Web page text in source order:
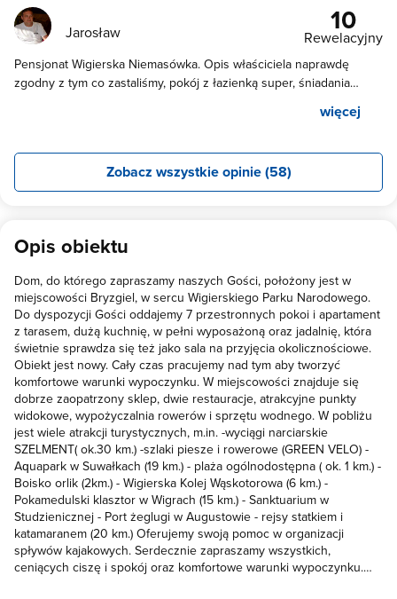
Byliśmy tu 2 razy i na pewno jeszcze wrócimy. Dziękujemy!!!
Jarosław 10
Rewelacyjny
Pensjonat Wigierska Niemasówka. Opis właściciela naprawdę
zgodny z tym co zastaliśmy, pokój z łazienką super, śniadania
bardzo miła i pomocna. Polecam wszystkim co chcą odpocząć i się
więcej
Zobacz wszystkie opinie (58)
Opis obiektu
Dom, do którego zapraszamy naszych Gości, położony jest w
miejscowości Bryzgiel, w sercu Wigierskiego Parku Narodowego.
Do dyspozycji Gości oddajemy 7 przestronnych pokoi i apartament
z tarasem, dużą kuchnię, w pełni wyposażoną oraz jadalnię, która
świetnie sprawdza się też jako sala na przyjęcia okolicznościowe.
Obiekt jest nowy. Cały czas pracujemy nad tym aby tworzyć
komfortowe warunki wypoczynku. W miejscowości znajduje się
dobrze zaopatrzony sklep, dwie restauracje, atrakcyjne punkty
widokowe, wypożyczalnia rowerów i sprzętu wodnego. W pobliżu
jest wiele atrakcji turystycznych, m.in. -wyciągi narciarskie
SZELMENT( ok.30 km.) -szlaki piesze i rowerowe (GREEN VELO) -
Aquapark w Suwałkach (19 km.) - plaża ogólnodostępna ( ok. 1 km.) -
Boisko orlik (2km.) - Wigierska Kolej Wąskotorowa (6 km.) -
Pokamedulski klasztor w Wigrach (15 km.) - Sanktuarium w
Studzienicznej - Port żeglugi w Augustowie - rejsy statkiem i
katamaranem (20 km.) Oferujemy swoją pomoc w organizacji
spływów kajakowych. Serdecznie zapraszamy wszystkich,
ceniących ciszę i spokój oraz komfortowe warunki wypoczynku.